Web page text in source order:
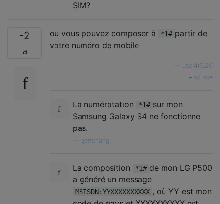
SIM?
-2 ou vous pouvez composer à *1# partir de
votre numéro de mobile
user46620
source
La numérotation *1# sur mon
Samsung Galaxy S4 ne fonctionne
pas.
geffchang
La composition *1# de mon LG P500
a généré un message
MSISDN:YYXXXXXXXXXX , où YY est mon